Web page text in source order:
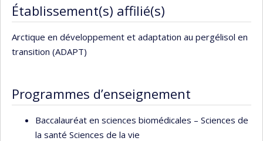
Établissement(s) affilié(s)
Arctique en développement et adaptation au pergélisol en
transition (ADAPT)
Programmes d’enseignement
Baccalauréat en sciences biomédicales – Sciences de
la santé Sciences de la vie